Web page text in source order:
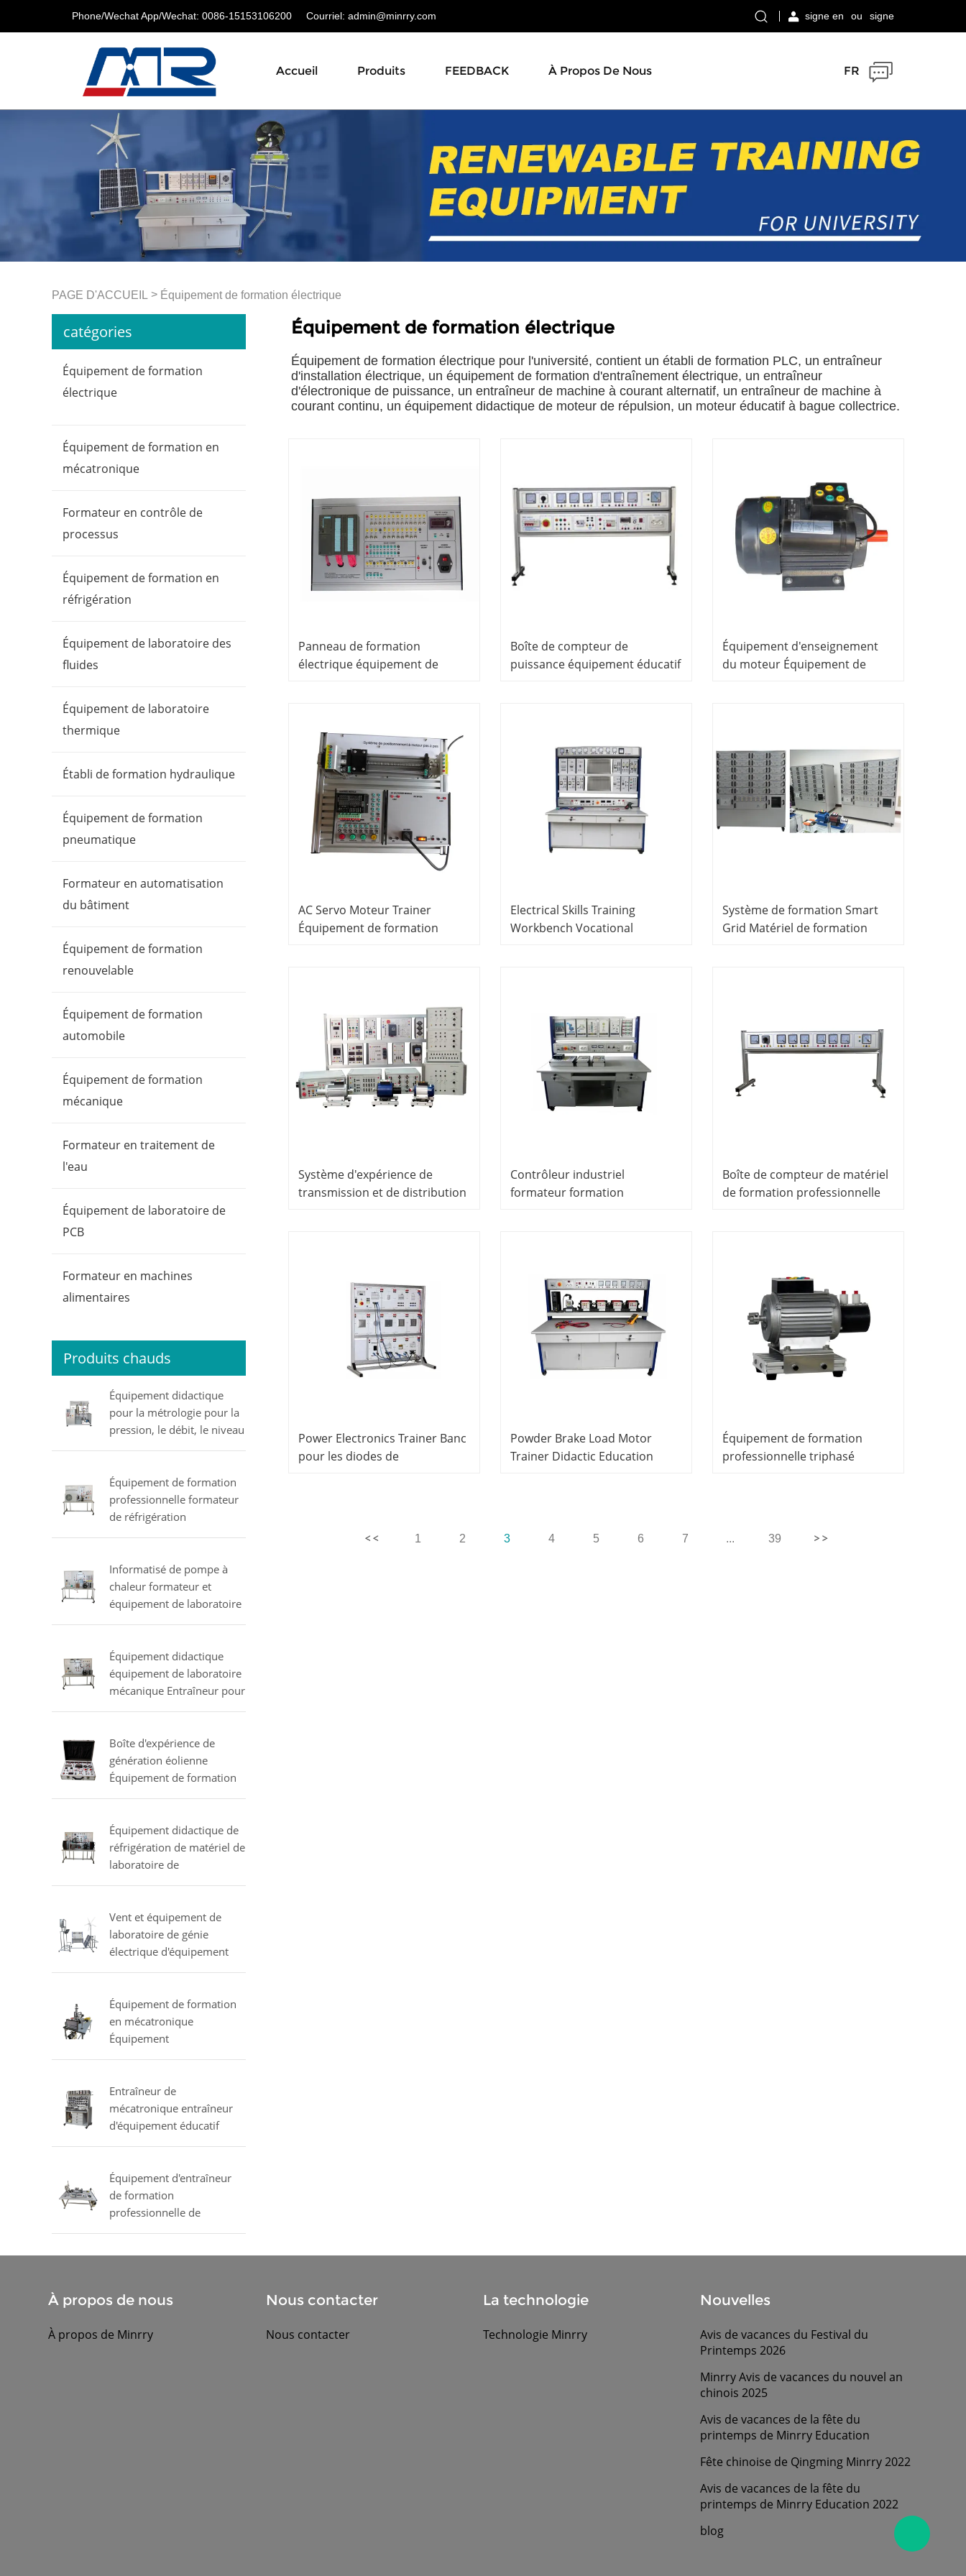
Phone/Wechat App/Wechat: 0086-15153106200 Courriel: admin@minrry.com signe en ou signe
Accueil Produits FEEDBACK À Propos De Nous FR
PAGE D'ACCUEIL > Équipement de formation électrique
catégories
Équipement de formation
électrique
Équipement de formation en
mécatronique
Formateur en contrôle de
processus
Équipement de formation en
réfrigération
Équipement de laboratoire des
fluides
Équipement de laboratoire
thermique
Établi de formation hydraulique
Équipement de formation
pneumatique
Formateur en automatisation
du bâtiment
Équipement de formation
renouvelable
Équipement de formation
automobile
Équipement de formation
mécanique
Formateur en traitement de
l'eau
Équipement de laboratoire de
PCB
Formateur en machines
alimentaires
Produits chauds
Équipement didactique
pour la métrologie pour la
pression, le débit, le niveau
et la température
électrique MINRRY
Équipement de formation
professionnelle formateur
de réfrigération
équipement éducatif
professionnelle
Informatisé de pompe à
chaleur formateur et
équipement de laboratoire
de formation de
Équipement didactique
équipement de laboratoire
mécanique Entraîneur pour
l'étude d'un vaporisateur
Boîte d'expérience de
génération éolienne
Équipement de formation
professionnelle
électrique
Équipement didactique de
réfrigération de matériel de
laboratoire de
compresseurs d'essai
Vent et équipement de
laboratoire de génie
électrique d'équipement
solaire d'entraîneur
Équipement de formation
en mécatronique
Équipement
d'enseignement formateur
Entraîneur de
mécatronique entraîneur
d'équipement éducatif
pneumatique
Équipement d'entraîneur
de formation
professionnelle de
formateur de contrôle de
Équipement de formation électrique
Équipement de formation électrique pour l'université, contient un établi de formation PLC, un entraîneur
d'installation électrique, un équipement de formation d'entraînement électrique, un entraîneur
d'électronique de puissance, un entraîneur de machine à courant alternatif, un entraîneur de machine à
courant continu, un équipement didactique de moteur de répulsion, un moteur éducatif à bague collectrice.
Panneau de formation
électrique équipement de
Boîte de compteur de
puissance équipement éducatif
Équipement d'enseignement
du moteur Équipement de
AC Servo Moteur Trainer
Équipement de formation
Electrical Skills Training
Workbench Vocational
Système de formation Smart
Grid Matériel de formation
Système d'expérience de
transmission et de distribution
Contrôleur industriel
formateur formation
Boîte de compteur de matériel
de formation professionnelle
Power Electronics Trainer Banc
pour les diodes de
Powder Brake Load Motor
Trainer Didactic Education
Équipement de formation
professionnelle triphasé
1 2 3 4 5 6 7 ... 39
À propos de nous
À propos de Minrry
Nous contacter
Nous contacter
La technologie
Technologie Minrry
Nouvelles
Avis de vacances du Festival du
Printemps 2026
Minrry Avis de vacances du nouvel an
chinois 2025
Avis de vacances de la fête du
printemps de Minrry Education
Fête chinoise de Qingming Minrry 2022
Avis de vacances de la fête du
printemps de Minrry Education 2022
blog